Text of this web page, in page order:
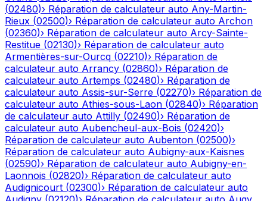
(02480)› Réparation de calculateur auto Any-Martin-
Rieux (02500)› Réparation de calculateur auto Archon
(02360)› Réparation de calculateur auto Arcy-Sainte-
Restitue (02130)› Réparation de calculateur auto
Armentières-sur-Ourcq (02210)› Réparation de
calculateur auto Arrancy (02860)› Réparation de
calculateur auto Artemps (02480)› Réparation de
calculateur auto Assis-sur-Serre (02270)› Réparation de
calculateur auto Athies-sous-Laon (02840)› Réparation
de calculateur auto Attilly (02490)› Réparation de
calculateur auto Aubencheul-aux-Bois (02420)›
Réparation de calculateur auto Aubenton (02500)›
Réparation de calculateur auto Aubigny-aux-Kaisnes
(02590)› Réparation de calculateur auto Aubigny-en-
Laonnois (02820)› Réparation de calculateur auto
Audignicourt (02300)› Réparation de calculateur auto